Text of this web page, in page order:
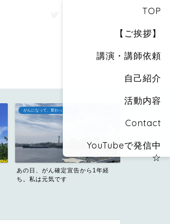
TOP
【ご挨拶】
講演・講師依頼
自己紹介
活動内容
Contact
YouTubeで発信中
☆
がんになって、変わったこと
あの日、がん確定宣告から1年経
ち。私は元気です